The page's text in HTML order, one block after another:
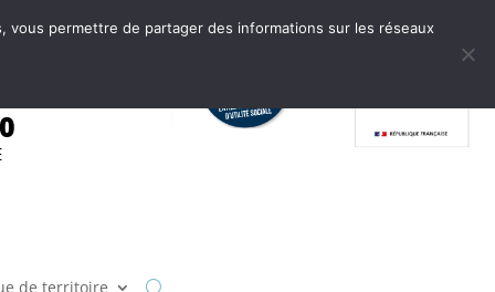
de territoire
permettre de partager des informations sur les réseaux